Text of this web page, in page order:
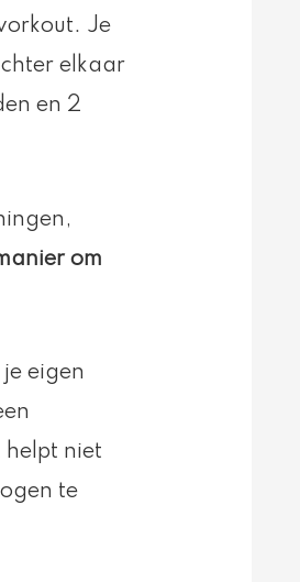
Je
elkaar
en 2
om
eigen
helpt niet
te